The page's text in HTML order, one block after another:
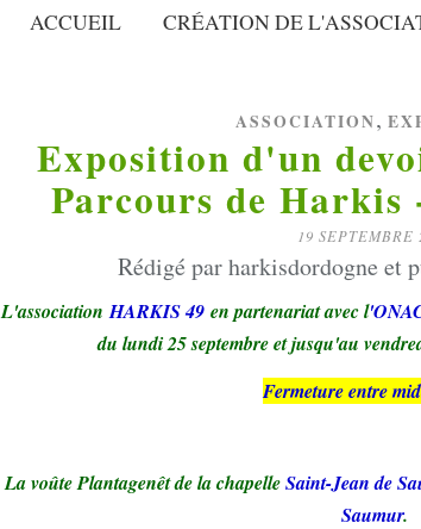
ACCUEIL CRÉATION DE
ASSOCIATION,
Exposition d'un
Parcours de Harkis
19 SEPTEMBRE
Rédigé par harkisdordogne et
L'association HARKIS 49 en partenariat avec l
du lundi 25 septembre et jusqu'au
Fermeture entre
La voûte Plantagenêt de la chapelleSaint-Jean de
Saumur.